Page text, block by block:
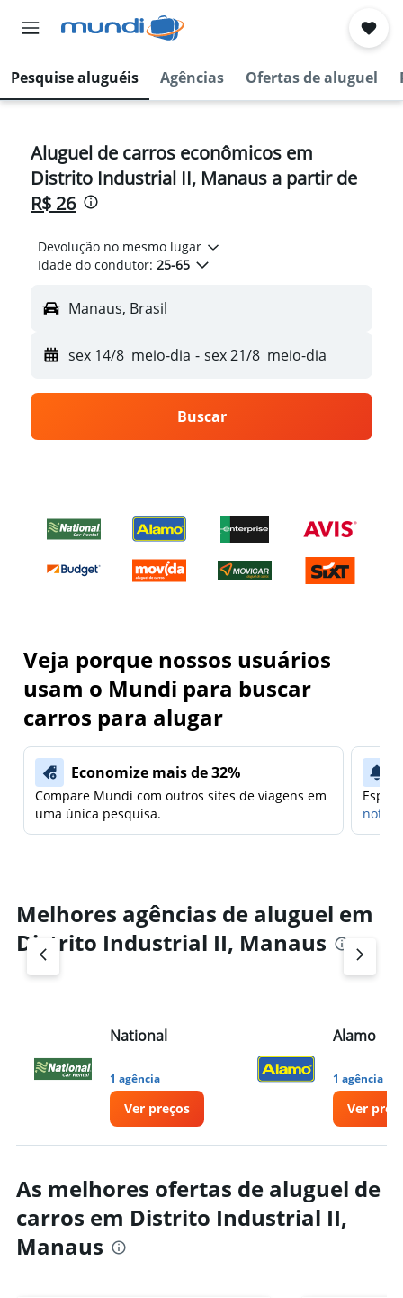
Pesquise aluguéis Agências Ofertas de aluguel
Aluguel de carros econômicos em
Distrito Industrial II, Manaus a partir de
R$ 26
Devolução no mesmo lugar
Idade do condutor: 25-65
Manaus, Brasil
sex 14/8 meio-dia - sex 21/8 meio-dia
Buscar
Veja porque nossos usuários
usam o Mundi para buscar
carros para alugar
Economize mais de 32%
Compare Mundi com outros sites de viagens em
uma única pesquisa.
Melhores agências de aluguel em
Distrito Industrial II, Manaus
National
1 agência
Ver preços
Alamo
1 agência
Ver
As melhores ofertas de aluguel de
carros em Distrito Industrial II,
Manaus